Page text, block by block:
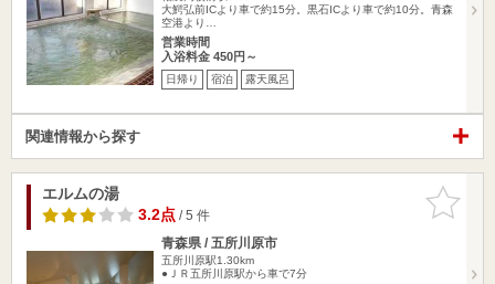
大鰐弘前ICより車で約15分。黒石ICより車で約10分。青森
空港より…
営業時間
入浴料金 450円～
日帰り 宿泊 露天風呂
関連情報から探す
お気に入
りに追加
エルムの湯
3.2点/ 5 件
青森県 / 五所川原市
五所川原駅1.30km
●ＪＲ五所川原駅から車で7分